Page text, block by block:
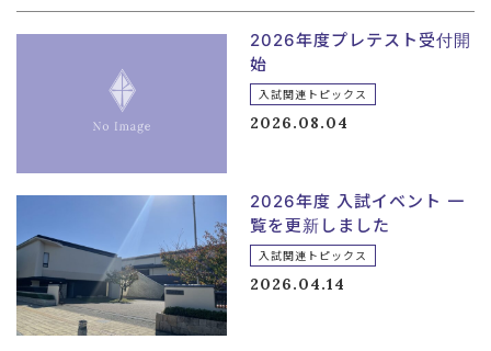
2026年度プレテスト受付開
始
入試関連トピックス
2026.08.04
2026年度 入試イベント 一
覧を更新しました
入試関連トピックス
2026.04.14